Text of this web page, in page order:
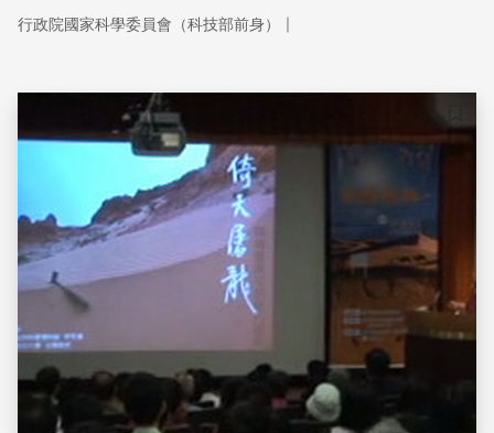
行政院國家科學委員會（科技部前身） ｜
儲存